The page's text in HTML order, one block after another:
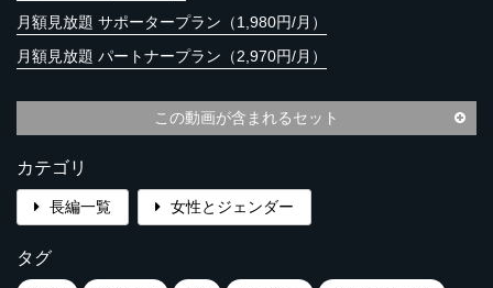
月額見放題 サポータープラン（1,980円/月）
月額見放題 パートナープラン（2,970円/月）
この動画が含まれるセット
カテゴリ
長編一覧 女性とジェンダー
タグ